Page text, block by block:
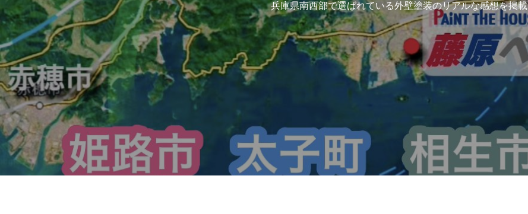
兵庫県南西部で選ばれている外壁塗装のリアルな感想を掲載